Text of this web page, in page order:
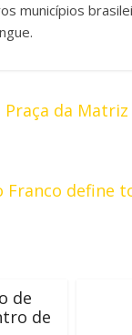
municípios
da Matriz
define
de
de